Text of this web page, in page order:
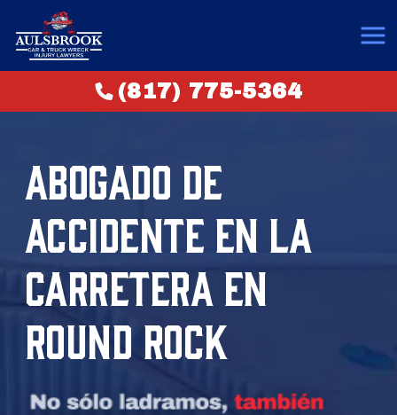
(817) 775-5364
ABOGADO DE
ACCIDENTE EN LA
CARRETERA EN
ROUND ROCK